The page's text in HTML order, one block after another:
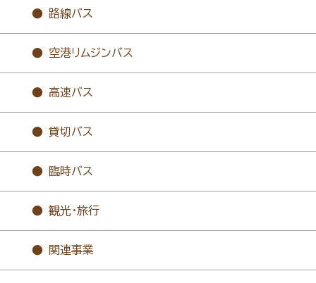
路線バス
空港リムジンバス
高速バス
貸切バス
臨時バス
観光・旅行
関連事業